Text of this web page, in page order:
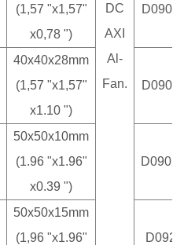
DC
AXI
Al-
Fan.
(1,57 "x1,57"
x0,78 ")
40x40x28mm
(1,57 "x1,57"
x1.10 ")
50x50x10mm
(1.96 "x1.96"
x0.39 ")
50x50x15mm
(1,96 "x1.96"